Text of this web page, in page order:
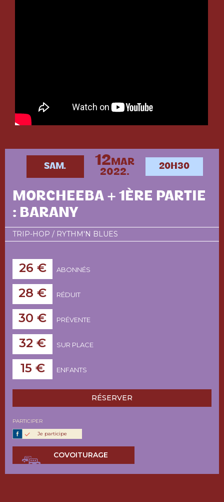
SAM. 12MAR
2022.
20H30
MORCHEEBA + 1ÈRE PARTIE
: BARANY
TRIP-HOP / RYTHM'N BLUES
26 € ABONNÉS
28 € RÉDUIT
30 € PRÉVENTE
32 € SUR PLACE
15 € ENFANTS
RÉSERVER
PARTICIPER
Je participe
COVOITURAGE